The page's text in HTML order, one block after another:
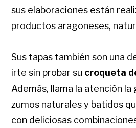
sus elaboraciones están
productos aragoneses,
Sus tapas también son una
irte sin probar su croqueta
Además, llama la atención la
zumos naturales y batidos
con deliciosas